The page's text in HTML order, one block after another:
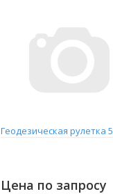
Геодезическая рулетка
Цена по запросу